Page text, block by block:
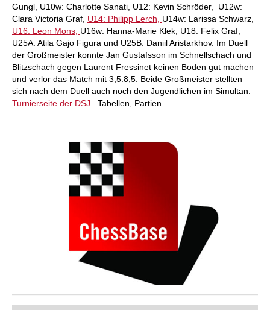
Gungl, U10w: Charlotte Sanati, U12: Kevin Schröder, U12w:
Clara Victoria Graf, U14: Philipp Lerch, U14w: Larissa Schwarz,
U16: Leon Mons, U16w: Hanna-Marie Klek, U18: Felix Graf,
U25A: Atila Gajo Figura und U25B: Daniil Aristarkhov. Im Duell
der Großmeister konnte Jan Gustafsson im Schnellschach und
Blitzschach gegen Laurent Fressinet keinen Boden gut machen
und verlor das Match mit 3,5:8,5. Beide Großmeister stellten
sich nach dem Duell auch noch den Jugendlichen im Simultan.
Turnierseite der DSJ... Tabellen, Partien...